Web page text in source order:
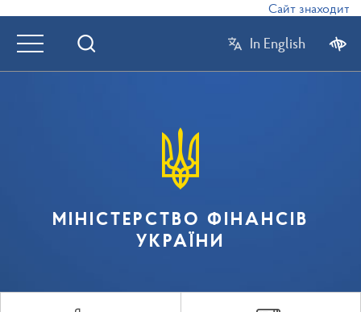
Сайт
In English
МІНІСТЕРСТВО ФІНАНСІВ
УКРАЇНИ